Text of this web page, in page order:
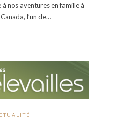
à nos aventures en famille à
l’un de…